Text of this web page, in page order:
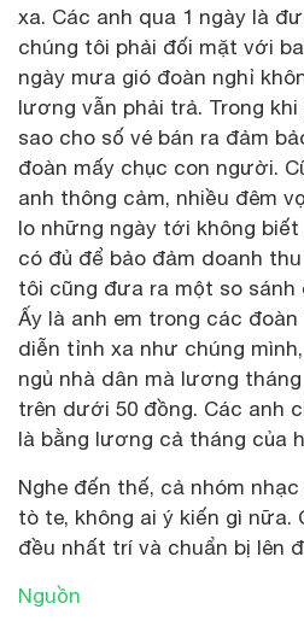
xa. Các anh qua 1 ngày là
chúng tôi phải đối mặt với
ngày mưa gió đoàn nghỉ
lương vẫn phải trả. Trong
sao cho số vé bán ra đảm
đoàn mấy chục con người.
anh thông cảm, nhiều đêm
lo những ngày tới không
có đủ để bảo đảm doanh
tôi cũng đưa ra một so sánh
Ấy là anh em trong các
diễn tỉnh xa như chúng
ngủ nhà dân mà lương
trên dưới 50 đồng. Các anh
là bằng lương cả tháng của
Nghe đến thế, cả nhóm
tò te, không ai ý kiến gì
đều nhất trí và chuẩn bị lên
Nguồn